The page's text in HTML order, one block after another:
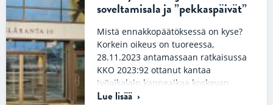
soveltamisala ja ”pekkaspäivät”
Mistä ennakkopäätöksessä on kyse?
Korkein oikeus on tuoreessa,
28.11.2023 antamassaan ratkaisussa
KKO 2023:92 ottanut kantaa
työaikalain kanneaikaa koskevan
säännöksen soveltamisalaan….
Lue lisää